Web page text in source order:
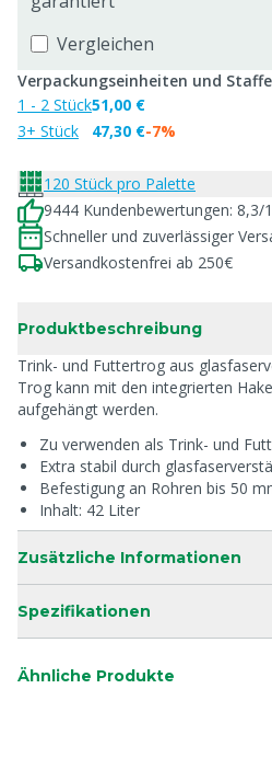
Vergleichen
Verpackungseinheiten und
1 - 2 Stück
3+ Stück
51,00 €
47,30 €-7%
120 Stück pro Palette
9444 Kundenbewertungen: 8,3/
Schneller und zuverlässiger
Versandkostenfrei ab 250€
Produktbeschreibung
Trink- und Futtertrog aus
Trog kann mit den integrierten
aufgehängt werden.
Zu verwenden als Trink- und
Extra stabil durch
Befestigung an Rohren bis 50
Inhalt: 42 Liter
Zusätzliche Informationen
Spezifikationen
Ähnliche Produkte